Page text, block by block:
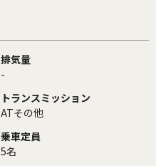
排気量
-
トランスミッション
ATその他
乗車定員
5名